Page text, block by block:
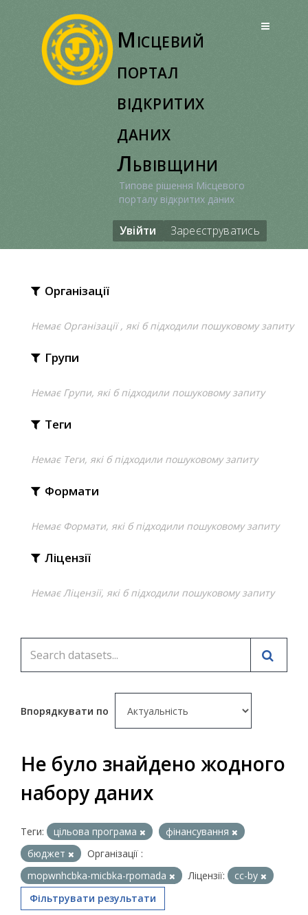
Місцевий
портал
відкритих
даних
Львівщини
Типове рішення Місцевого
порталу відкритих даних
Увійти Зареєструватись
Організації
Немає Організації , які б підходили пошуковому запиту
Групи
Немає Групи, які б підходили пошуковому запиту
Теги
Немає Теги, які б підходили пошуковому запиту
Формати
Немає Формати, які б підходили пошуковому запиту
Ліцензії
Немає Ліцензії, які б підходили пошуковому запиту
Впорядкувати по
Не було знайдено жодного
набору даних
Теги: цільова програма
фінансування
бюджет
Організації :
mopwnhcbka-micbka-rpomada
Ліцензії:
cc-by
Фільтрувати результати